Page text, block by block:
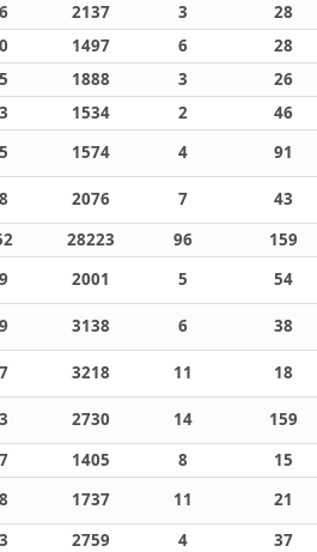
2137 3
28
1497 6
28
1888 3
26
1534 2
46
1574 4
91
2076 7
43
28223 96
159
2001 5
54
3138 6
38
3218 11
18
2730 14
159
1405 8
15
1737 11
21
2759 4
37